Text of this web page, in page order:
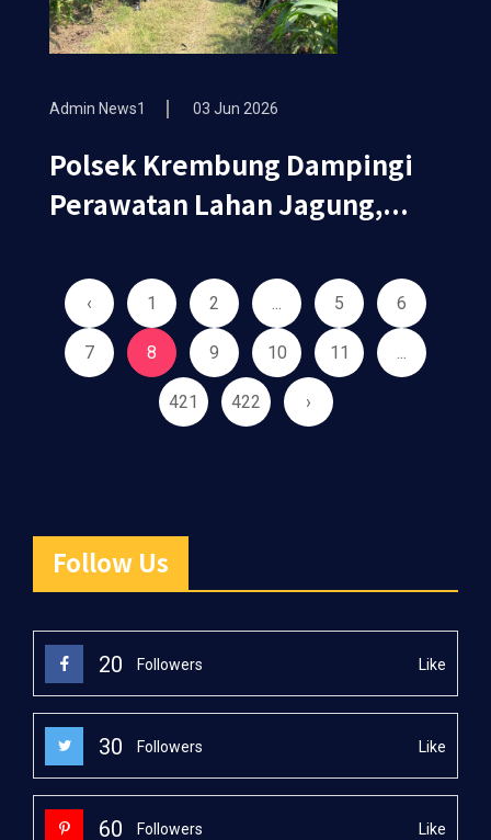
Admin News1 03 Jun 2026
Polsek Krembung Dampingi
Perawatan Lahan Jagung,...
‹ 1 2 ... 5 6
7 8 9 10 11 ...
421 422 ›
Follow Us
20 Followers Like
30 Followers Like
60 Followers Like